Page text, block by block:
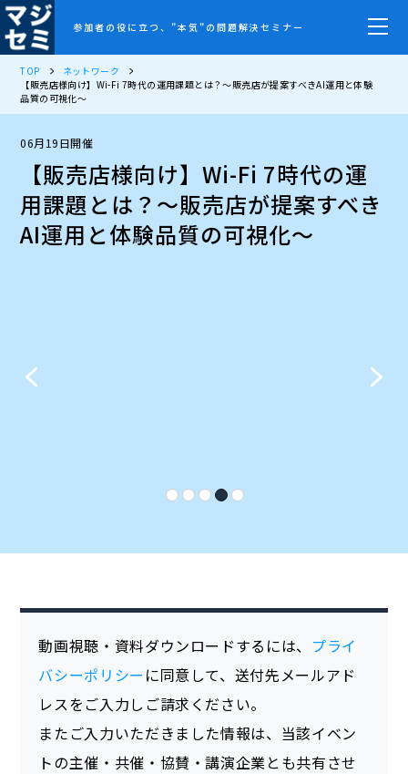
参加者の役に立つ、”本気”の問題解決セミナー
TOP
ネットワーク
【販売店様向け】Wi-Fi 7時代の運用課題とは？〜販売店が提案すべきAI運用と体験
品質の可視化〜
06月19日開催
【販売店様向け】Wi-Fi 7時代の運
用課題とは？〜販売店が提案すべき
AI運用と体験品質の可視化〜
動画視聴・資料ダウンロードするには、 プライ
バシーポリシー に同意して、送付先メールアド
レスをご入力しご請求ください。
またご入力いただきました情報は、当該イベン
トの主催・共催・協賛・講演企業とも共有させ